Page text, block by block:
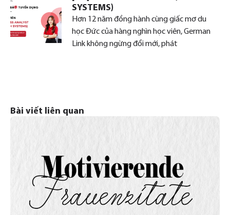
SYSTEMS)
Hơn 12 năm đồng hành cùng giấc mơ du
học Đức của hàng nghìn học viên, German
Link không ngừng đổi mới, phát
Bài viết liên quan